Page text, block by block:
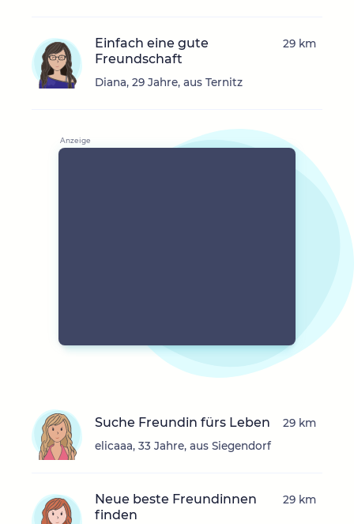
Einfach eine gute
Freundschaft
Diana, 29 Jahre, aus Ternitz
29 km
Suche Freundin fürs Leben
elicaaa, 33 Jahre, aus Siegendorf
29 km
Neue beste Freundinnen
finden
29 km